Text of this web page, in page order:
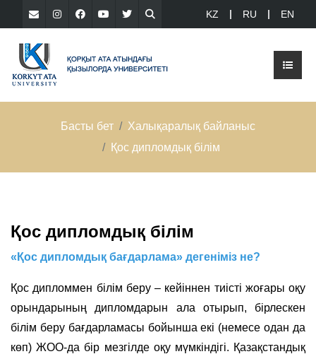
KZ RU EN
Басты бет
Халықаралық байланыс
Қос дипломдық білім
Қос дипломдық білім
«Қос дипломдық бағдарлама» дегеніміз не?
Қос дипломмен білім беру – кейіннен тиісті жоғары оқу
орындарының дипломдарын ала отырып, бірлескен
білім беру бағдарламасы бойынша екі (немесе одан да
көп) ЖОО-да бір мезгілде оқу мүмкіндігі. Қазақстандық